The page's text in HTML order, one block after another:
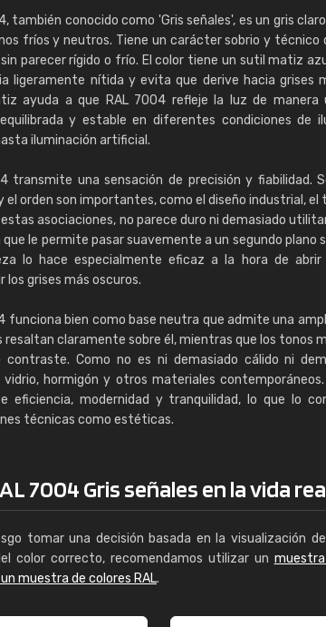
también conocido como 'Gris señales', es un gris
fríos y neutros. Tiene un carácter sobrio y técnico
parecer rígido o frío. El color tiene un sutil matiz
ligeramente nítida y evita que derive hacia grises
ayuda a que RAL 7004 refleje la luz de manera
y estable en diferentes condiciones de
iluminación artificial.
transmite una sensación de precisión y fiabilidad.
el orden son importantes, como el diseño industrial,
asociaciones, no parece duro ni demasiado
que le permite pasar suavemente a un segundo
lo hace especialmente eficaz a la hora de
los grises más oscuros.
funciona bien como base neutra que admite una
resaltan claramente sobre él, mientras que los tonos
contraste. Como no es ni demasiado cálido ni
vidrio, hormigón y otros materiales
eficiencia, modernidad y tranquilidad, lo que lo
técnicas como estéticas.
7004 Gris señales en la vida
tomar una decisión basada en la visualización
color correcto, recomendamos utilizar un
muestra de colores RAL.